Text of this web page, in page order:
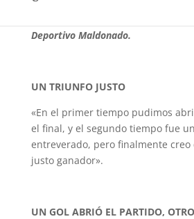
El presidente José Decurnex habló
Deportivo Maldonado.
UN TRIUNFO JUSTO
«En el primer tiempo pudimos
el final, y el segundo tiempo fue
entreverado, pero finalmente creo
justo ganador».
UN GOL ABRIÓ EL PARTIDO,